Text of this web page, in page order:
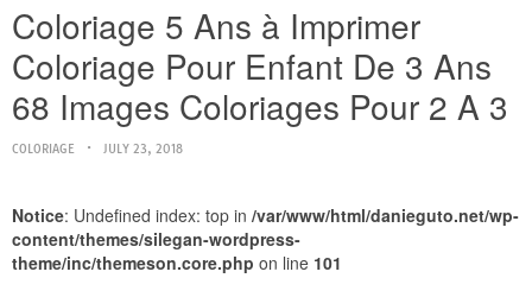
Coloriage 5 Ans à Imprimer
Coloriage Pour Enfant De 3 Ans
68 Images Coloriages Pour 2 A 3
COLORIAGE JULY 23, 2018
Notice: Undefined index: top in /var/www/html/danieguto.net/wp-
content/themes/silegan-wordpress-
theme/inc/themeson.core.php on line 101